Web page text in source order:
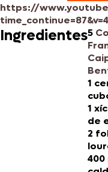
https://
Ingredientes5
1
1
de
2
400